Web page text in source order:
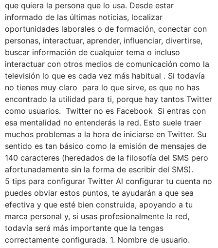
que quiera la persona que lo usa. Desde estar
informado de las últimas noticias, localizar
oportunidades laborales o de formación, conectar con
personas, interactuar, aprender, influenciar, divertirse,
buscar información de cualquier tema o incluso
interactuar con otros medios de comunicación como la
televisión lo que es cada vez más habitual . Si todavía
no tienes muy claro para lo que sirve, es que no has
encontrado la utilidad para ti, porque hay tantos Twitter
como usuarios. Twitter no es Facebook Si entras con
esa mentalidad no entenderás la red. Esto suele traer
muchos problemas a la hora de iniciarse en Twitter. Su
sentido es tan básico como la emisión de mensajes de
140 caracteres (heredados de la filosofía del SMS pero
afortunadamente sin la forma de escribir del SMS).
5 tips para configurar Twitter Al configurar tu cuenta no
puedes obviar estos puntos, te ayudarán a que sea
efectiva y que esté bien construida, apoyando a tu
marca personal y, si usas profesionalmente la red,
todavía será más importante que la tengas
correctamente configurada. 1. Nombre de usuario.